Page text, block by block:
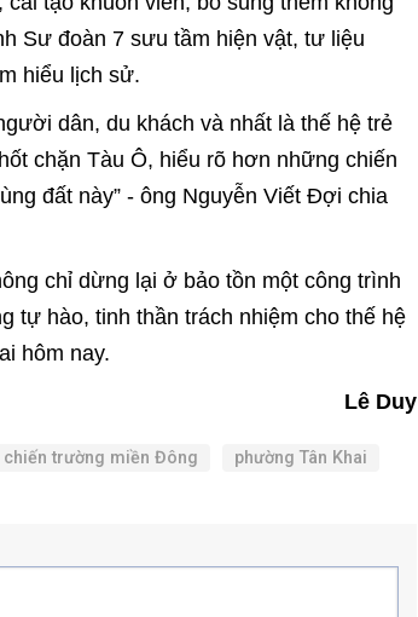
Sư đoàn 7 sưu tầm hiện vật, tư liệu
hiểu lịch sử.
dân, du khách và nhất là thế hệ trẻ
chặn Tàu Ô, hiểu rõ hơn những chiến
đất này” - ông Nguyễn Viết Đợi chia
chỉ dừng lại ở bảo tồn một công trình
tự hào, tinh thần trách nhiệm cho thế hệ
hôm nay.
Lê Duy
chiến trường miền Đông
phường Tân Khai